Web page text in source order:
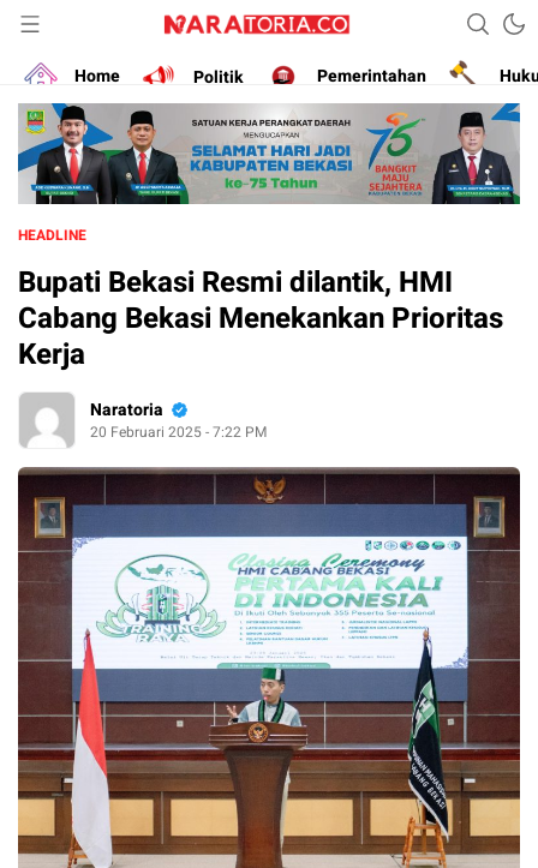
naratoria.co
Narasikan Fakta dan Data
Home
Politik Pemerintahan
HEADLINE
Bupati Bekasi Resmi dilantik, HMI
Cabang Bekasi Menekankan Prioritas
Kerja
Naratoria
20 Februari 2025 - 7:22 PM